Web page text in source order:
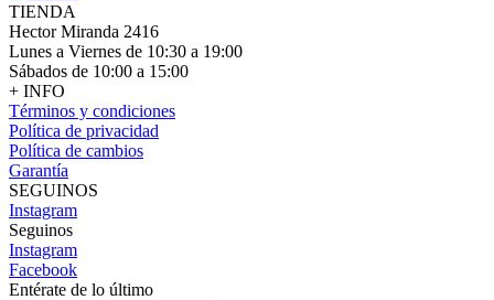
TIENDA
Hector Miranda 2416
Lunes a Viernes de 10:30 a 19:00
Sábados de 10:00 a 15:00
+ INFO
Términos y condiciones
Política de privacidad
Política de cambios
Garantía
SEGUINOS
Instagram
Seguinos
Instagram
Facebook
Entérate de lo último